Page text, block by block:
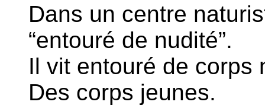
Dans un centre
“entouré de nudité”.
Il vit entouré de corps
Des corps jeunes.